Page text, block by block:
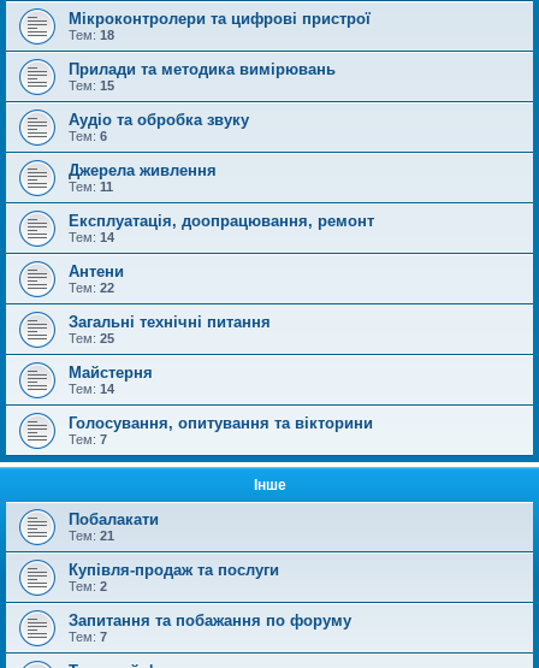
Мікроконтролери та цифрові пристрої
Тем: 18
Прилади та методика вимірювань
Тем: 15
Аудіо та обробка звуку
Тем: 6
Джерела живлення
Тем: 11
Експлуатація, доопрацювання, ремонт
Тем: 14
Антени
Тем: 22
Загальні технічні питання
Тем: 25
Майстерня
Тем: 14
Голосування, опитування та вікторини
Тем: 7
Інше
Побалакати
Тем: 21
Купівля-продаж та послуги
Тем: 2
Запитання та побажання по форуму
Тем: 7